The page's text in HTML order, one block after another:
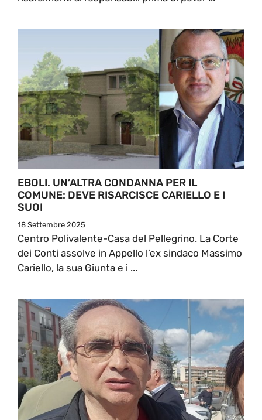
EBOLI. UN’ALTRA CONDANNA PER IL
COMUNE: DEVE RISARCISCE CARIELLO E I
SUOI
18 Settembre 2025
Centro Polivalente-Casa del Pellegrino. La Corte
dei Conti assolve in Appello l’ex sindaco Massimo
Cariello, la sua Giunta e i ...